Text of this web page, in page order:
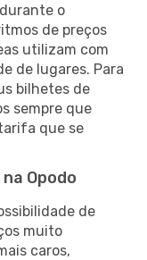
o
de preços
utilizam com
de lugares. Para
bilhetes de
sempre que
que se
Opodo
de
muito
caros,